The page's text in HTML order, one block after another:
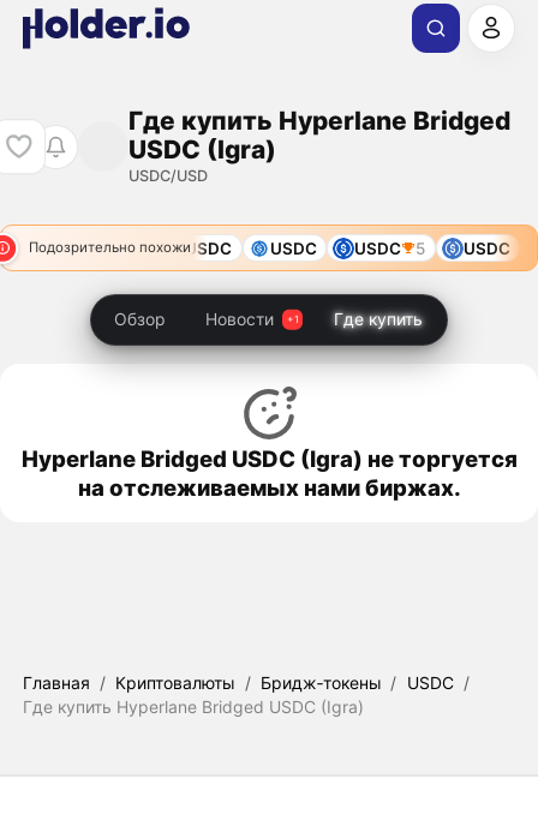
Где купить Hyperlane Bridged
USDC (Igra)
USDC/USD
Подозрительно похожи
USDC USDC USDC USDC USDC 5 USDC
Обзор Новости Где купить
Hyperlane Bridged USDC (Igra) не торгуется
на отслеживаемых нами биржах.
Главная / Криптовалюты / Бридж‑токены / USDC /
Где купить Hyperlane Bridged USDC (Igra)